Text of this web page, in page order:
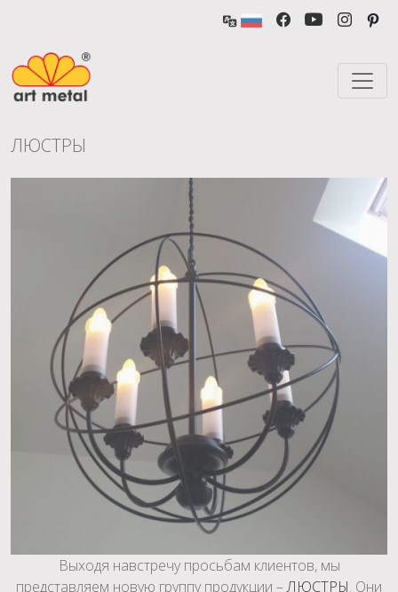
ЛЮСТРЫ
Выходя навстречу просьбам клиентов, мы
представляем новую группу продукции –ЛЮСТРЫ. Они